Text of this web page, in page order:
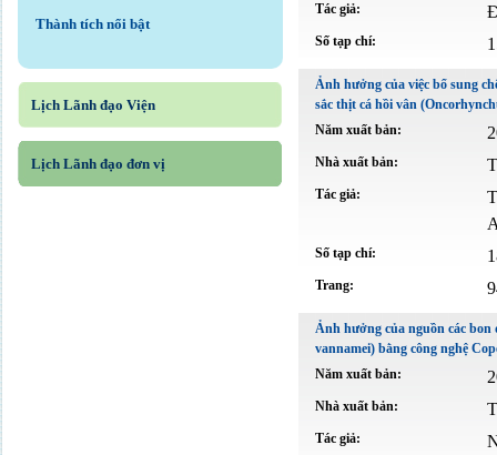
Thành tích nổi bật
Lịch Lãnh đạo Viện
Lịch Lãnh đạo đơn vị
Tác giả:
Số tạp chí:
Ảnh hưởng của việc bổ sung
sắc thịt cá hồi vân
Năm xuất bản:
Nhà xuất bản:
Tác giả:
Số tạp chí:
Trang:
Ảnh hưởng của nguồn các
vannamei) bằng công nghệ
Năm xuất bản:
Nhà xuất bản:
Tác giả: